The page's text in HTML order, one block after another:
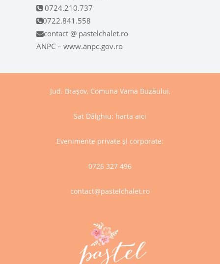
0724.210.737
0722.841.558
contact @ pastelchalet.ro
ANPC – www.anpc.gov.ro
Jud. Brașov, Comuna Vama Buzăului,
Sat Dălghiu: harta aici
Evenimente private și corporate:
0726 327 496
contact@pastelchalet.ro